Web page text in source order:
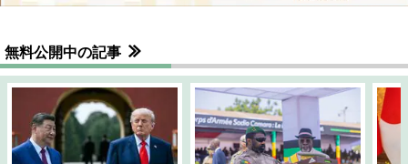
無料公開中の記事